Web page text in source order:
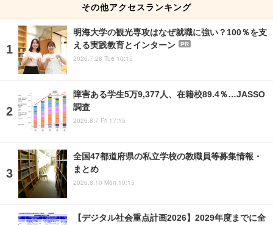
その他アクセスランキング
明海大学の観光専攻はなぜ就職に強い？100％を支
える実践教育とインターン
PR
2026.7.28 Tue 10:15
障害ある学生5万9,377人、在籍校89.4％…JASSO
調査
2026.8.7 Fri 17:15
全国47都道府県の私立学校の教職員等募集情報・
まとめ
2026.8.10 Mon 10:15
【デジタル社会重点計画2026】2029年度までに全